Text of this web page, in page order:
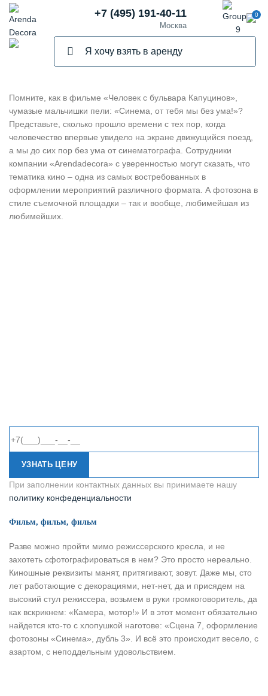
+7 (495) 191-40-11
Москва
0
Помните, как в фильме «Человек с бульвара Капуцинов»,
чумазые мальчишки пели: «Синема, от тебя мы без ума!»?
Представьте, сколько прошло времени с тех пор, когда
человечество впервые увидело на экране движущийся поезд,
а мы до сих пор без ума от синематографа. Сотрудники
компании «Arendadecora» с уверенностью могут сказать, что
тематика кино – одна из самых востребованных в
оформлении мероприятий различного формата. А фотозона в
стиле съемочной площадки – так и вообще, любимейшая из
любимейших.
УЗНАТЬ ЦЕНУ
При заполнении контактных данных вы принимаете нашу
политику конфеденциальности
Фильм, фильм, фильм
Разве можно пройти мимо режиссерского кресла, и не
захотеть сфотографироваться в нем? Это просто нереально.
Киношные реквизиты манят, притягивают, зовут. Даже мы, сто
лет работающие с декорациями, нет-нет, да и присядем на
высокий стул режиссера, возьмем в руки громкоговоритель, да
как вскрикнем: «Камера, мотор!» И в этот момент обязательно
найдется кто-то с хлопушкой наготове: «Сцена 7, оформление
фотозоны «Синема», дубль 3». И всё это происходит весело, с
азартом, с неподдельным удовольствием.